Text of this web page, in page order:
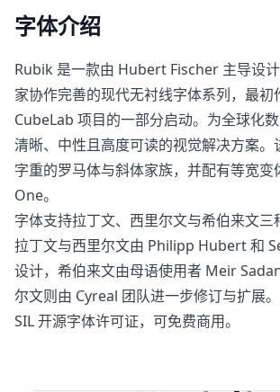
字体介绍
Rubik​ 是一款由 Hubert Fischer 主导设
家协作完善的现代无衬线字体系列，最
CubeLab 项目的一部分启动。为全球化
清晰、中性且高度可读的视觉解决方案。
字重的罗马体与斜体家族，并配有等宽
One。
字体支持拉丁文、西里尔文与希伯来文三
拉丁文与西里尔文由 Philipp Hubert 和
设计，希伯来文由母语使用者 Meir
尔文则由 Cyreal 团队进一步修订与扩展
SIL 开源字体许可证，可免费商用。